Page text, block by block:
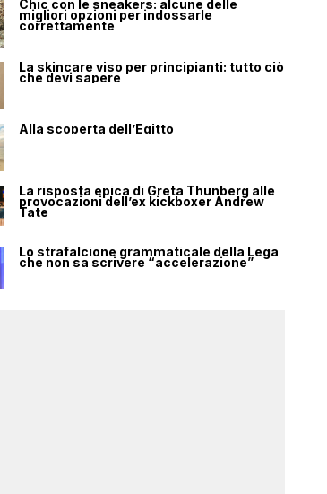
Chic con le sneakers: alcune delle
migliori opzioni per indossarle
correttamente
La skincare viso per principianti: tutto ciò
che devi sapere
Alla scoperta dell’Egitto
La risposta epica di Greta Thunberg alle
provocazioni dell’ex kickboxer Andrew
Tate
Lo strafalcione grammaticale della Lega
che non sa scrivere “accelerazione”